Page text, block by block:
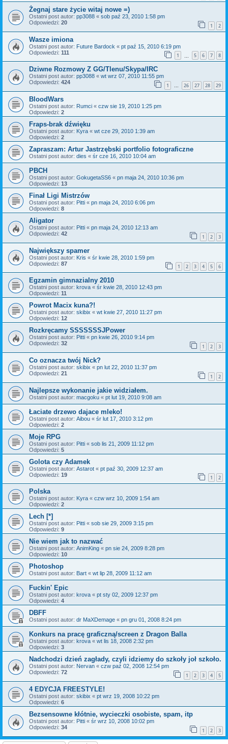
Żegnaj stare życie witaj nowe =)
Ostatni post autor: pp3088 « sob paź 23, 2010 1:58 pm
Odpowiedzi: 20 1 2
Wasze imiona
Ostatni post autor: Future Bardock « pt paź 15, 2010 6:19 pm
Odpowiedzi: 111 1 5 6 7 8
Dziwne Rozmowy Z GG/Tlenu/Skypa/IRC
Ostatni post autor: pp3088 « wt wrz 07, 2010 11:55 pm
Odpowiedzi: 424 1 … 26 27 28 29
BloodWars
Ostatni post autor: Rumci « czw sie 19, 2010 1:25 pm
Odpowiedzi: 2
Fraps-brak dźwięku
Ostatni post autor: Kyra « wt cze 29, 2010 1:39 am
Odpowiedzi: 2
Zapraszam: Artur Jastrzębski portfolio fotograficzne
Ostatni post autor: dies « śr cze 16, 2010 10:04 am
PBCH
Ostatni post autor: GokugetaSS6 « pn maja 24, 2010 10:36 pm
Odpowiedzi: 13
Finał Ligi Mistrzów
Ostatni post autor: Pitti « pn maja 24, 2010 6:06 pm
Odpowiedzi: 8
Aligator
Ostatni post autor: Pitti « pn maja 24, 2010 12:13 am
Odpowiedzi: 42 1 2 3
Największy spamer
Ostatni post autor: Kris « śr kwie 28, 2010 1:59 pm
Odpowiedzi: 87 1 2 3 4 5 6
Egzamin gimnazialny 2010
Ostatni post autor: krova « śr kwie 28, 2010 12:43 pm
Odpowiedzi: 11
Powrot Macix kuna?!
Ostatni post autor: skibix « wt kwie 27, 2010 11:27 pm
Odpowiedzi: 12
Rozkręcamy SSSSSSSJPower
Ostatni post autor: Pitti « pn kwie 26, 2010 9:14 pm
Odpowiedzi: 32 1 2 3
Co oznacza twój Nick?
Ostatni post autor: skibix « pn lut 22, 2010 11:37 pm
Odpowiedzi: 21 1 2
Najlepsze wykonanie jakie widziałem.
Ostatni post autor: macgoku « pt lut 19, 2010 9:08 am
Łaciate drzewo dajace mleko!
Ostatni post autor: Aibou « śr lut 17, 2010 3:12 pm
Odpowiedzi: 2
Moje RPG
Ostatni post autor: Pitti « sob lis 21, 2009 11:12 pm
Odpowiedzi: 5
Golota czy Adamek
Ostatni post autor: Astarot « pt paź 30, 2009 12:37 am
Odpowiedzi: 19 1 2
Polska
Ostatni post autor: Kyra « czw wrz 10, 2009 1:54 am
Odpowiedzi: 2
Lech [*]
Ostatni post autor: Pitti « sob sie 29, 2009 3:15 pm
Odpowiedzi: 9
Nie wiem jak to nazwać
Ostatni post autor: AnimKing « pn sie 24, 2009 8:28 pm
Odpowiedzi: 10
Photoshop
Ostatni post autor: Bart « wt lip 28, 2009 11:12 am
Fuckin' Epic
Ostatni post autor: krova « pt sty 02, 2009 12:37 pm
Odpowiedzi: 4
DBFF
Ostatni post autor: dr MaXDemage « pn gru 01, 2008 8:24 pm
Konkurs na pracę graficzną/screen z Dragon Balla
Ostatni post autor: krova « wt lis 18, 2008 2:32 pm
Odpowiedzi: 3
Nadchodzi dzień zagłady, czyli idziemy do szkoły joł szkoło.
Ostatni post autor: Nervan « czw paź 02, 2008 12:54 pm
Odpowiedzi: 72 1 2 3 4 5
4 EDYCJA FREESTYLE!
Ostatni post autor: skibix « pt wrz 19, 2008 10:22 pm
Odpowiedzi: 6
Bezsensowne kłótnie, wycieczki osobiste, spam, itp
Ostatni post autor: Pitti « śr wrz 10, 2008 10:02 pm
Odpowiedzi: 34 1 2 3